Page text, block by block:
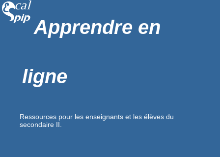
Apprendre en
ligne
Ressources pour les enseignants et les élèves du
secondaire II.